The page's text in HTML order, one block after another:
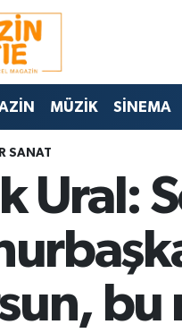
MÜZİK SİNEMA
SANAT
Ural:
bu